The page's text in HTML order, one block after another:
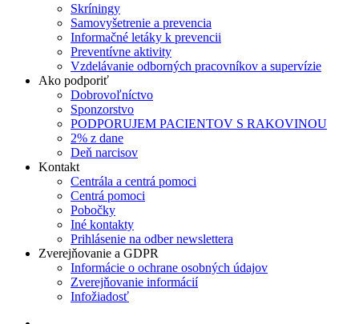
Skríningy
Samovyšetrenie a prevencia
Informačné letáky k prevencii
Preventívne aktivity
Vzdelávanie odborných pracovníkov a supervízie
Ako podporiť
Dobrovoľníctvo
Sponzorstvo
PODPORUJEM PACIENTOV S RAKOVINOU
2% z dane
Deň narcisov
Kontakt
Centrála a centrá pomoci
Centrá pomoci
Pobočky
Iné kontakty
Prihlásenie na odber newslettera
Zverejňovanie a GDPR
Informácie o ochrane osobných údajov
Zverejňovanie informácií
Infožiadosť